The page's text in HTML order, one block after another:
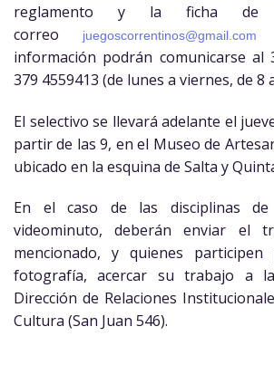
reglamento y la ficha de
correo
juegoscorrentinos@gmail.com
información podrán comunicarse al
379 4559413 (de lunes a viernes, de 8
El selectivo se llevará adelante el
partir de las 9, en el Museo de
ubicado en la esquina de Salta y
En el caso de las disciplinas de
videominuto, deberán enviar el
mencionado, y quienes
fotografía, acercar su trabajo a
Dirección de Relaciones
Cultura (San Juan 546).